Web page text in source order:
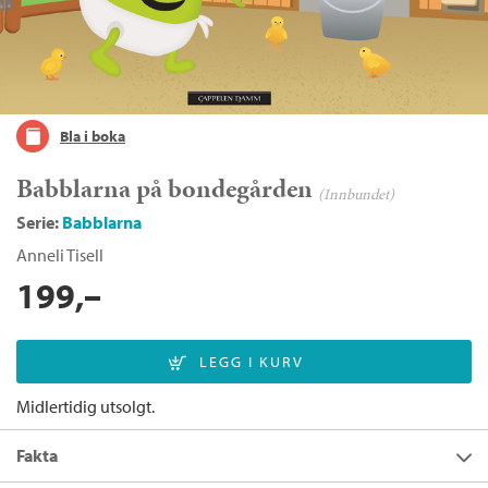
Bla i boka
Babblarna på bondegården (Innbundet)
Serie: Babblarna
Anneli Tisell
199,–
Midlertidig utsolgt.
Fakta